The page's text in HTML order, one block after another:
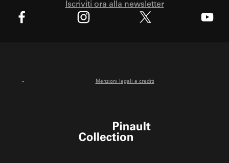
Iscriviti ora alla newsletter
Menzioni legali e crediti